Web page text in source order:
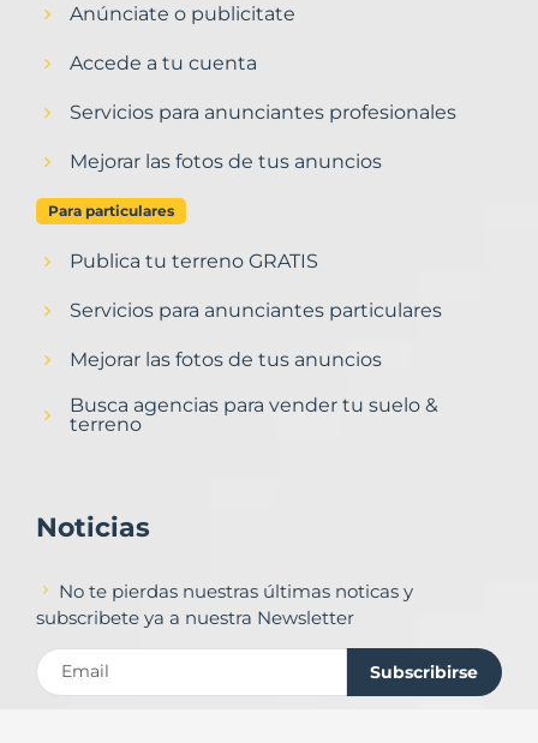
Anúnciate o publicitate
Accede a tu cuenta
Servicios para anunciantes profesionales
Mejorar las fotos de tus anuncios
Para particulares
Publica tu terreno GRATIS
Servicios para anunciantes particulares
Mejorar las fotos de tus anuncios
Busca agencias para vender tu suelo &
terreno
Noticias
No te pierdas nuestras últimas noticas y
subscribete ya a nuestra Newsletter
Subscribirse